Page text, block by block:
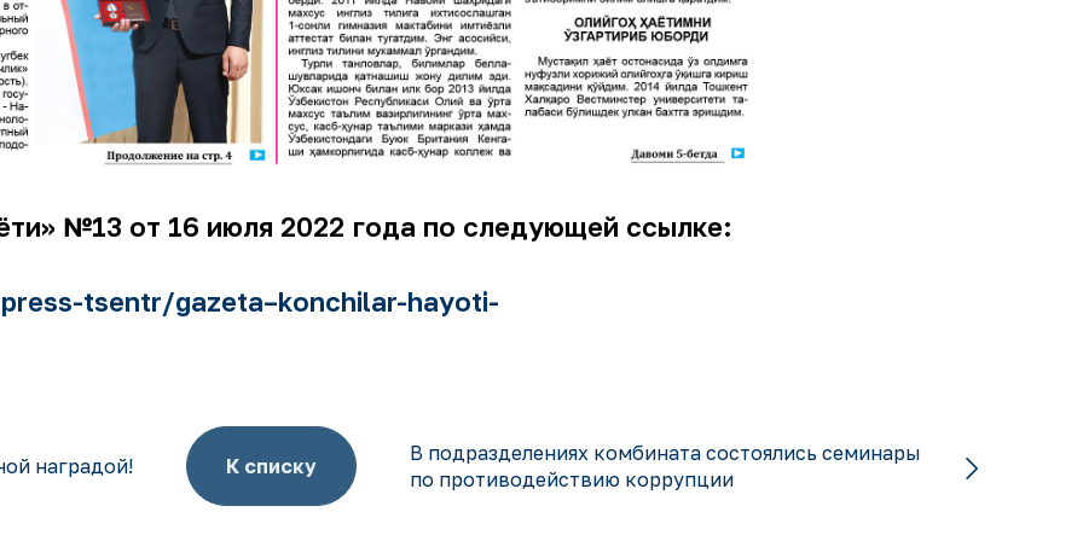
№13 от 16 июля 2022 года по следующей ссылке:
tsentr/gazeta–konchilar-hayoti-
наградой! К списку
В подразделениях комбината состоялись семинары
по противодействию коррупции